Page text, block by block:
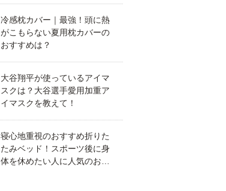
冷感枕カバー｜最強！頭に熱
がこもらない夏用枕カバーの
おすすめは？
大谷翔平が使っているアイマ
スクは？大谷選手愛用加重ア
イマスクを教えて！
寝心地重視のおすすめ折りた
たみベッド！スポーツ後に身
体を休めたい人に人気のおす